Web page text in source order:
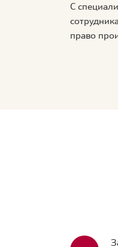
С
право